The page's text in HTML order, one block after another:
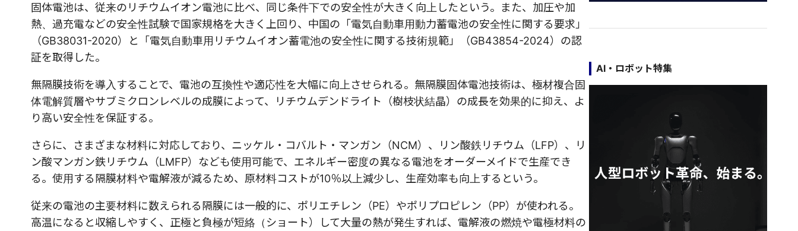
固体電池は、従来のリチウムイオン電池に比べ、同じ条件下での安全性が大きく向上したという。また、加圧や加
熱、過充電などの安全性試験で国家規格を大きく上回り、中国の「電気自動車用動力蓄電池の安全性に関する要求」
（GB38031-2020）と「電気自動車用リチウムイオン蓄電池の安全性に関する技術規範」（GB43854-2024）の認
証を取得した。
無隔膜技術を導入することで、電池の互換性や適応性を大幅に向上させられる。無隔膜固体電池技術は、極材複合固
体電解質層やサブミクロンレベルの成膜によって、リチウムデンドライト（樹枝状結晶）の成長を効果的に抑え、よ
り高い安全性を保証する。
さらに、さまざまな材料に対応しており、ニッケル・コバルト・マンガン（NCM）、リン酸鉄リチウム（LFP）、リ
ン酸マンガン鉄リチウム（LMFP）なども使用可能で、エネルギー密度の異なる電池をオーダーメイドで生産でき
る。使用する隔膜材料や電解液が減るため、原材料コストが10％以上減少し、生産効率も向上するという。
従来の電池の主要材料に数えられる隔膜には一般的に、ポリエチレン（PE）やポリプロピレン（PP）が使われる。
高温になると収縮しやすく、正極と負極が短絡（ショート）して大量の熱が発生すれば、電解液の燃焼や電極材料の
AI・ロボット特集